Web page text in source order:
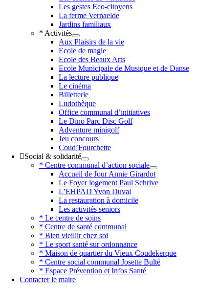
Les gestes Eco-citoyens
La ferme Vernaelde
Jardins familiaux
* Activités
Aux Plaisirs de la vie
Ecole de magie
Ecole des Beaux Arts
Ecole Municipale de Musique et de Danse
La lecture publique
Le cinéma
Billetterie
Ludothèque
Office communal d’initiatives
Le Dino Parc Disc Golf
Adventure minigolf
Jeu concours
Coud’Fourchette
Social & solidarité
* Centre communal d’action sociale
Accueil de Jour Annie Girardot
Le Foyer logement Paul Schrive
L’EHPAD Yvon Duval
La restauration à domicile
Les activités seniors
* Le centre de soins
* Centre de santé communal
* Bien vieillir chez soi
* Le sport santé sur ordonnance
* Maison de quartier du Vieux Coudekerque
* Centre social communal Josette Bulté
* Espace Prévention et Infos Santé
Contacter le maire